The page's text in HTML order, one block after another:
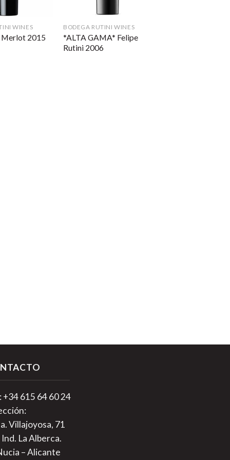
WINES
2015
BODEGA RUTINI WINES
*ALTA GAMA* Felipe
Rutini 2006
+34 615 64 60 24
Villajoyosa, 71
La Alberca.
– Alicante